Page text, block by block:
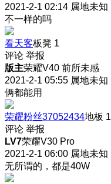
2021-2-1 02:14 属地未知
不一样的吗
看天客板凳 1
评论 举报
版主荣耀V40 前所未感
2021-2-1 05:55 属地未知
俩都能用
荣耀粉丝37052434地板 1
评论 举报
LV7荣耀V30 Pro
2021-2-1 06:00 属地未知
无所谓的，都是40W